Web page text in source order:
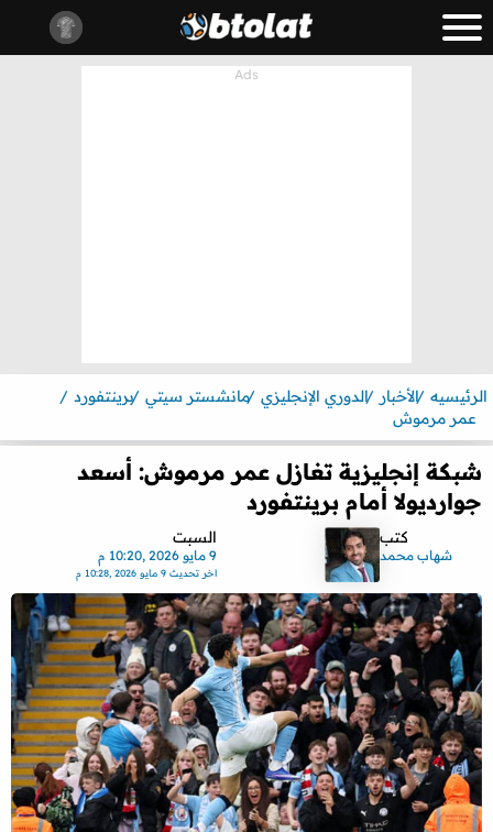
الرئيسيه الأخبار الدوري الإنجليزي مانشستر سيتي برينتفورد
عمر مرموش
شبكة إنجليزية تغازل عمر مرموش: أسعد
جوارديولا أمام برينتفورد
كتب
شهاب محمد
السبت
9 مايو 2026 ,10:20 م
اخر تحديث9 مايو 2026 ,10:28 م